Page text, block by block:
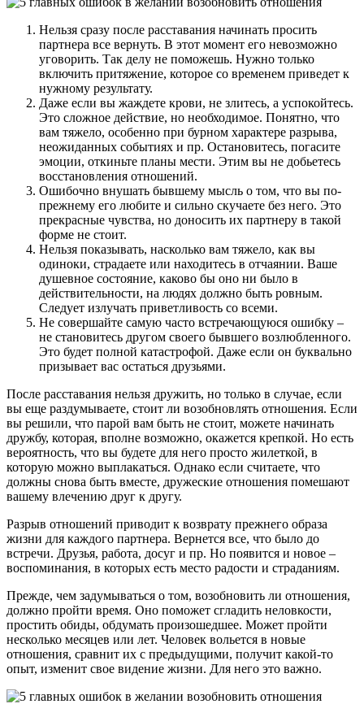
Нельзя сразу после расставания начинать просить
партнера все вернуть. В этот момент его невозможно
уговорить. Так делу не поможешь. Нужно только
включить притяжение, которое со временем приведет к
нужному результату.
Даже если вы жаждете крови, не злитесь, а успокойтесь.
Это сложное действие, но необходимое. Понятно, что
вам тяжело, особенно при бурном характере разрыва,
неожиданных событиях и пр. Остановитесь, погасите
эмоции, откиньте планы мести. Этим вы не добьетесь
восстановления отношений.
Ошибочно внушать бывшему мысль о том, что вы по-
прежнему его любите и сильно скучаете без него. Это
прекрасные чувства, но доносить их партнеру в такой
форме не стоит.
Нельзя показывать, насколько вам тяжело, как вы
одиноки, страдаете или находитесь в отчаянии. Ваше
душевное состояние, каково бы оно ни было в
действительности, на людях должно быть ровным.
Следует излучать приветливость со всеми.
Не совершайте самую часто встречающуюся ошибку –
не становитесь другом своего бывшего возлюбленного.
Это будет полной катастрофой. Даже если он буквально
призывает вас остаться друзьями.
После расставания нельзя дружить, но только в случае, если
вы еще раздумываете, стоит ли возобновлять отношения. Если
вы решили, что парой вам быть не стоит, можете начинать
дружбу, которая, вполне возможно, окажется крепкой. Но есть
вероятность, что вы будете для него просто жилеткой, в
которую можно выплакаться. Однако если считаете, что
должны снова быть вместе, дружеские отношения помешают
вашему влечению друг к другу.
Разрыв отношений приводит к возврату прежнего образа
жизни для каждого партнера. Вернется все, что было до
встречи. Друзья, работа, досуг и пр. Но появится и новое –
воспоминания, в которых есть место радости и страданиям.
Прежде, чем задумываться о том, возобновить ли отношения,
должно пройти время. Оно поможет сгладить неловкости,
простить обиды, обдумать произошедшее. Может пройти
несколько месяцев или лет. Человек вольется в новые
отношения, сравнит их с предыдущими, получит какой-то
опыт, изменит свое видение жизни. Для него это важно.